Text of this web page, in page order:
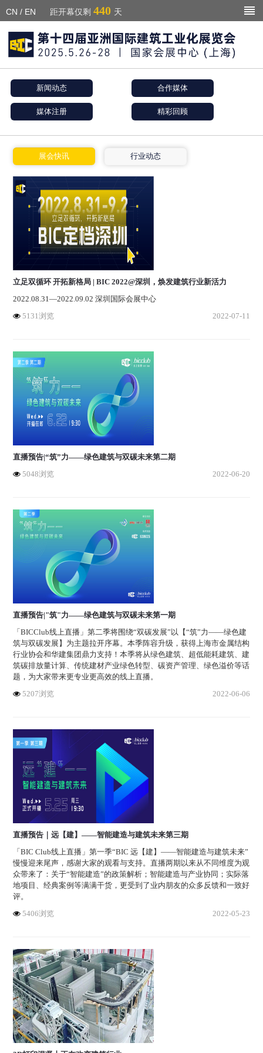
CN / EN 距开幕仅剩 440 天
新闻动态 合作媒体
媒体注册 精彩回顾
展会快讯 行业动态
立足双循环 开拓新格局 | BIC 2022@深圳，焕发建筑行业新活力
2022.08.31—2022.09.02 深圳国际会展中心
5131浏览
2022-07-11
直播预告|“筑”力——绿色建筑与双碳未来第二期
5048浏览
2022-06-20
直播预告|"筑"力——绿色建筑与双碳未来第一期
「BICClub线上直播」第二季将围绕“双碳发展”以【“筑”力——绿色建
筑与双碳发展】为主题拉开序幕。本季阵容升级，获得上海市金属结构
行业协会和华建集团鼎力支持！本季将从绿色建筑、超低能耗建筑、建
筑碳排放量计算、传统建材产业绿色转型、碳资产管理、绿色溢价等话
题，为大家带来更专业更高效的线上直播。
5207浏览
2022-06-06
直播预告｜远【建】——智能建造与建筑未来第三期
「BIC Club线上直播」第一季“BIC 远【建】——智能建造与建筑未来”
慢慢迎来尾声，感谢大家的观看与支持。直播两期以来从不同维度为观
众带来了：关于“智能建造”的政策解析；智能建造与产业协同；实际落
地项目、经典案例等满满干货，更受到了业内朋友的众多反馈和一致好
评。
5406浏览
2022-05-23